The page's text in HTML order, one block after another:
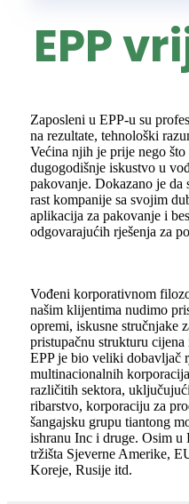
EPP
Zaposleni u EPP-u su
na rezultate, tehnološki
Većina njih je prije nego
dugogodišnje iskustvo u
pakovanje. Dokazano je
rast kompanije sa svojim
aplikacija za pakovanje i
odgovarajućih rješenja za
Vođeni korporativnom
našim klijentima nudimo
opremi, iskusne stručnjake
pristupačnu strukturu
EPP je bio veliki dobavljač
multinacionalnih
različitih sektora,
ribarstvo, korporaciju za
šangajsku grupu tiantong
ishranu Inc i druge. Osim
tržišta Sjeverne Amerike,
Koreje, Rusije itd.